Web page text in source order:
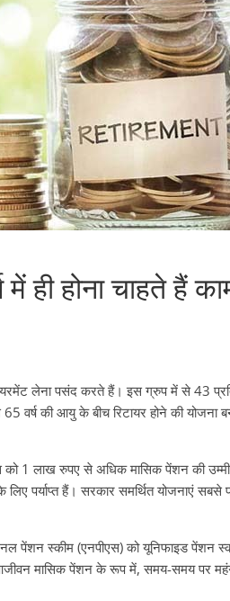
ही होना चाहते हैं
लेना पसंद करते हैं। इस ग्रुप में से 43
वर्ष की आयु के बीच रिटायर होने की योजना
को 1 लाख रुपए से अधिक मासिक पेंशन की
पर्याप्त हैं। सरकार समर्थित योजनाएं सबसे
पेंशन स्कीम (एनपीएस) को यूनिफाइड पेंशन
मासिक पेंशन के रूप में, समय-समय पर